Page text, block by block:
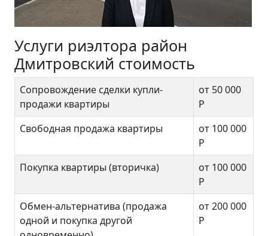
Услуги риэлтора район
Дмитровский стоимость
Сопровождение сделки купли-
продажи квартиры
от 50 000
Р
Свободная продажа квартиры
от 100 000
Р
Покупка квартиры (вторичка)
от 100 000
Р
Обмен-альтернатива (продажа
одной и покупка другой
от 200 000
Р